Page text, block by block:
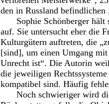
den in Russland befindlichen
Sophie Schönberger
auf. Sie untersucht eher die
Kulturgütern auftreten, die
[sind], um einen Umgang
Unrecht ist“. Die Autorin
die jeweiligen
kompatibel sind. Häufig
Noch schwieriger wird